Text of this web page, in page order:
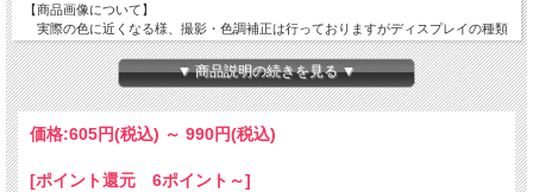
【商品画像について】
実際の色に近くなる様、撮影・色調補正は行っておりますがディスプレイの種類
や
設定状況によっては色が異なって見える場合があります。
【ご注文数量と商品サイズについて】
・50 x 55 cm の商品
全て掲載サイズにてカットされております。
・50 x 110 cm の商品
▼ 商品説明の続きを見る ▼
価格:605円(税込) ～ 990円(税込)
[ポイント還元 6ポイント～]